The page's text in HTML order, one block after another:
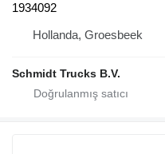
1934092
Hollanda, Groesbeek
Schmidt Trucks B.V.